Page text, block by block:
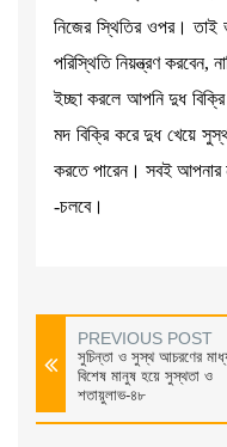
নিজের স্থিতির ওপর। তাই
পরিস্থিতি নিয়ন্ত্রণ করবেন,
ইচ্ছা করলে আপনি দুধ
মদ বিক্রি করে দুধ খেয়ে
করতে পারেন। সবই আপনার
-চলবে।
PREVIOUS POST
সুচিন্তা ও সুস্থ আচরণের
বিশেষ মানুষ হয়ে সুস্থতা ও
শতায়ুলাভ-৪৮